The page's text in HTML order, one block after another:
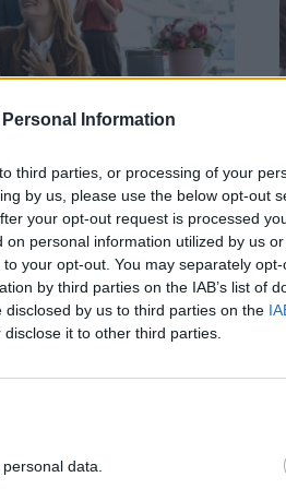
Information
third parties, or processing of your
by us, please use the below opt-out
your opt-out request is processed
personal information utilized by us
your opt-out. You may separately
by third parties on the IAB’s list of
by us to third parties on the
it to other third parties.
data.
a magyar
meg végre,
a többiek
hoz az Európai Unió
amely minden
a vállalati javadalmazást: